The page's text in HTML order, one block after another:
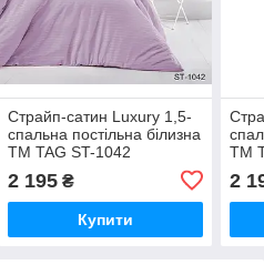
Страйп-сатин Luxury 1,5-
спальна постільна білизна
ТМ TAG ST-1042
2 195₴
Купити
ТМ
2